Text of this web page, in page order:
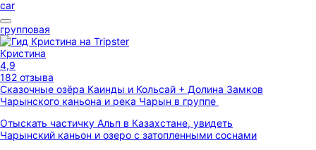
car
групповая
Кристина
4,9
182 отзыва
Сказочные озёра Каинды и Кольсай + Долина Замков
Чарынского каньона и река Чарын в группе
Отыскать частичку Альп в Казахстане, увидеть
Чарынский каньон и озеро с затопленными соснами